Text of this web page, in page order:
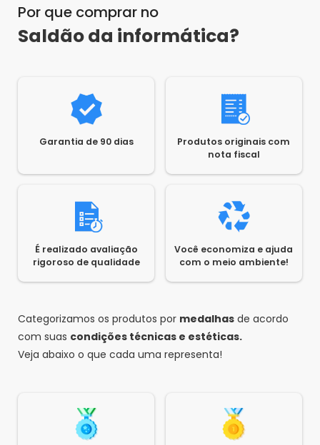
Por que comprar no
Saldão da informática?
Garantia de 90 dias
Produtos originais com
nota fiscal
É realizado avaliação
rigoroso de qualidade
Você economiza e ajuda
com o meio ambiente!
Categorizamos os produtos por medalhas de acordo
com suas condições técnicas e estéticas.
Veja abaixo o que cada uma representa!